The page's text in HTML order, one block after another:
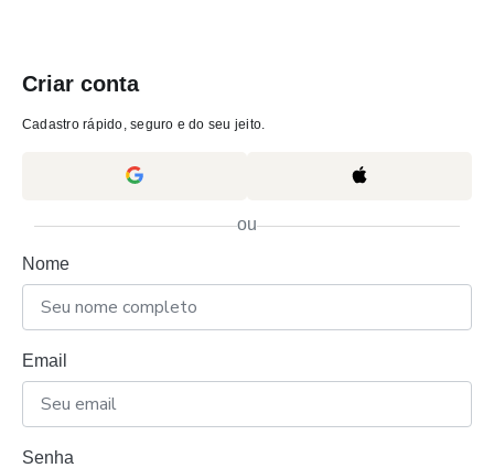
Criar conta
Cadastro rápido, seguro e do seu jeito.
ou
Nome
Email
Senha